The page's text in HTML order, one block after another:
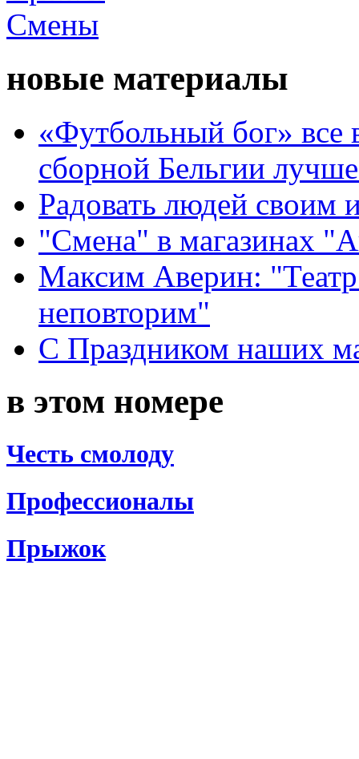
новые материалы
«Футбольный бог» все
сборной Бельгии
Радовать людей своим
"Смена" в магазинах
Максим Аверин:
неповторим"
С Праздником наших
в этом номере
Честь смолоду
Профессионалы
Прыжок